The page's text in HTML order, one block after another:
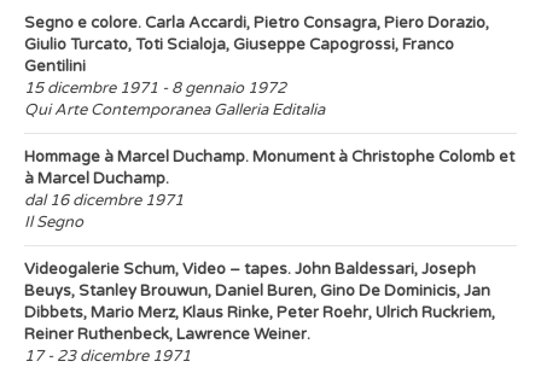
Segno e colore. Carla Accardi, Pietro Consagra, Piero Dorazio,
Giulio Turcato, Toti Scialoja, Giuseppe Capogrossi, Franco
Gentilini
15 dicembre 1971 - 8 gennaio 1972
Qui Arte Contemporanea Galleria Editalia
Hommage à Marcel Duchamp. Monument à Christophe Colomb et
à Marcel Duchamp.
dal 16 dicembre 1971
Il Segno
Videogalerie Schum, Video – tapes. John Baldessari, Joseph
Beuys, Stanley Brouwun, Daniel Buren, Gino De Dominicis, Jan
Dibbets, Mario Merz, Klaus Rinke, Peter Roehr, Ulrich Ruckriem,
Reiner Ruthenbeck, Lawrence Weiner.
17 - 23 dicembre 1971